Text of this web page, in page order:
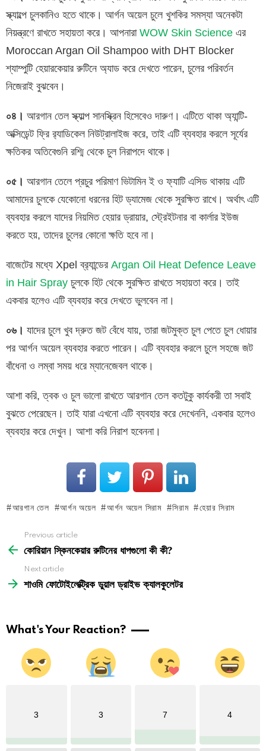
স্ক্যাল্পে চুলকানিও হতে থাকে। আর্গন অয়েল চুলে খুশকির সমস্যা অনেকটা
নিয়ন্ত্রণে রাখতে সহায়তা করে। আপনারা WOW Skin Science এর
Moroccan Argan Oil Shampoo with DHT Blocker
শ্যাম্পুটি হেয়ারকেয়ার রুটিনে অ্যাড করে দেখতে পারেন, চুলের পরিবর্তন
নিজেরাই বুঝবেন।
০৪। আরগান তেল স্ক্যাল্প সানস্ক্রিন হিসেবেও দারুণ। এটিতে থাকা অ্যান্টি-
অক্সিডেন্ট ফ্রি র‍্যাডিকেল নিউট্রালাইজ করে, তাই এটি ব্যবহার করলে সূর্যের
ক্ষতিকর অতিবেগুনি রশ্মি থেকে চুল নিরাপদে থাকে।
০৫। আরগান তেলে প্রচুর পরিমাণ ভিটামিন ই ও ফ্যাটি এসিড থাকায় এটি
আমাদের চুলকে যেকোনো ধরনের হিট ড্যামেজ থেকে সুরক্ষিত রাখে। অর্থাৎ এটি
ব্যবহার করলে যাদের নিয়মিত হেয়ার ড্রায়ার, স্ট্রেইটনার বা কার্লার ইউজ
করতে হয়, তাদের চুলের কোনো ক্ষতি হবে না।
বাজেটের মধ্যে Xpel ব্র‍্যান্ডের Argan Oil Heat Defence Leave
in Hair Spray চুলকে হিট থেকে সুরক্ষিত রাখতে সহায়তা করে। তাই
একবার হলেও এটি ব্যবহার করে দেখতে ভুলবেন না।
০৬। যাদের চুলে খুব দ্রুত জট বেঁধে যায়, তারা জটমুক্ত চুল পেতে চুল ধোয়ার
পর আর্গন অয়েল ব্যবহার করতে পারেন। এটি ব্যবহার করলে চুলে সহজে জট
বাঁধেনা ও লম্বা সময় ধরে ম্যানেজেবল থাকে।
আশা করি, ত্বক ও চুল ভালো রাখতে আরগান তেল কতটুকু কার্যকরী তা সবাই
বুঝতে পেরেছেন। তাই যারা এখনো এটি ব্যবহার করে দেখেননি, একবার হলেও
ব্যবহার করে দেখুন। আশা করি নিরাশ হবেননা।
আরগান তেল আর্গন অয়েল আর্গন অয়েল সিরাম সিরাম হেয়ার সিরাম
more
Previous article
কোরিয়ান স্কিনকেয়ার রুটিনের ধাপগুলো কী কী?
Next article
শাওমি ফোটোইলেক্ট্রিক ডুয়াল ড্রাইভ ক্যালকুলেটর
What's Your Reaction?
3 3 7 4